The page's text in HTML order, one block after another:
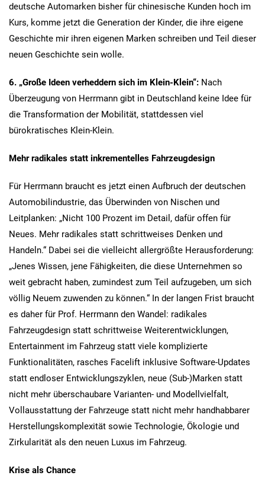
deutsche Automarken bisher für chinesische Kunden hoch im
Kurs, komme jetzt die Generation der Kinder, die ihre eigene
Geschichte mir ihren eigenen Marken schreiben und Teil dieser
neuen Geschichte sein wolle.
6. „Große Ideen verheddern sich im Klein-Klein“: Nach
Überzeugung von Herrmann gibt in Deutschland keine Idee für
die Transformation der Mobilität, stattdessen viel
bürokratisches Klein-Klein.
Mehr radikales statt inkrementelles Fahrzeugdesign
Für Herrmann braucht es jetzt einen Aufbruch der deutschen
Automobilindustrie, das Überwinden von Nischen und
Leitplanken: „Nicht 100 Prozent im Detail, dafür offen für
Neues. Mehr radikales statt schrittweises Denken und
Handeln.“ Dabei sei die vielleicht allergrößte Herausforderung:
„Jenes Wissen, jene Fähigkeiten, die diese Unternehmen so
weit gebracht haben, zumindest zum Teil aufzugeben, um sich
völlig Neuem zuwenden zu können.“ In der langen Frist braucht
es daher für Prof. Herrmann den Wandel: radikales
Fahrzeugdesign statt schrittweise Weiterentwicklungen,
Entertainment im Fahrzeug statt viele komplizierte
Funktionalitäten, rasches Facelift inklusive Software-Updates
statt endloser Entwicklungszyklen, neue (Sub-)Marken statt
nicht mehr überschaubare Varianten- und Modellvielfalt,
Vollausstattung der Fahrzeuge statt nicht mehr handhabbarer
Herstellungskomplexität sowie Technologie, Ökologie und
Zirkularität als den neuen Luxus im Fahrzeug.
Krise als Chance